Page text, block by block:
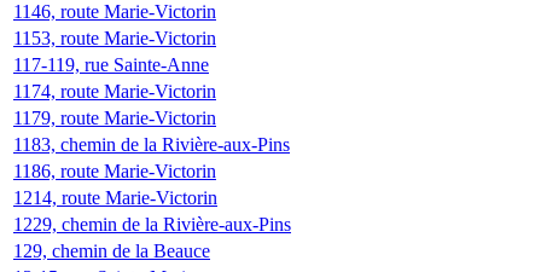
1146, route Marie-Victorin
1153, route Marie-Victorin
117-119, rue Sainte-Anne
1174, route Marie-Victorin
1179, route Marie-Victorin
1183, chemin de la Rivière-aux-Pins
1186, route Marie-Victorin
1214, route Marie-Victorin
1229, chemin de la Rivière-aux-Pins
129, chemin de la Beauce